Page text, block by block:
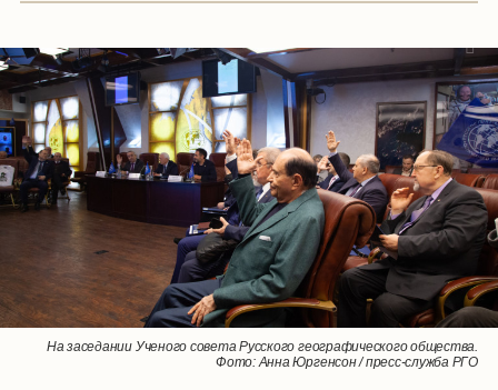
На заседании Ученого совета Русского географического общества.
Фото: Анна Юргенсон / пресс-служба РГО
На заседании Ученого совета Русского географического общества.
Фото: Анна Юргенсон / пресс-служба РГО
На заседании Ученого совета Русского географического общества.
Фото: Анна Юргенсон / пресс-служба РГО